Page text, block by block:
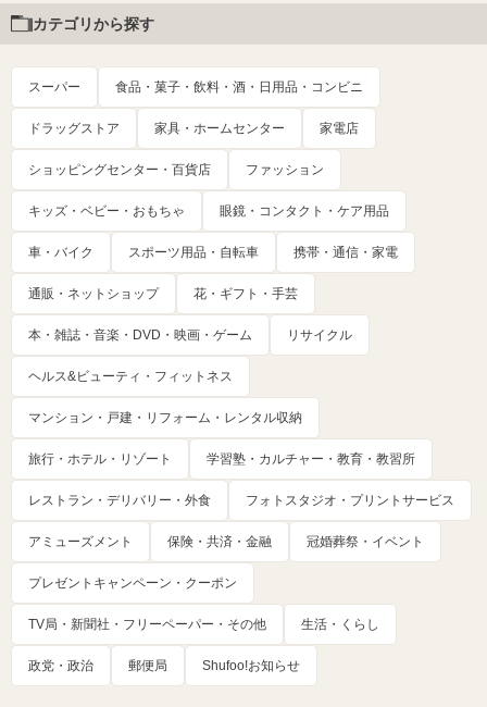
カテゴリから探す
スーパー 食品・菓子・飲料・酒・日用品・コンビニ
ドラッグストア 家具・ホームセンター 家電店
ショッピングセンター・百貨店 ファッション
キッズ・ベビー・おもちゃ 眼鏡・コンタクト・ケア用品
車・バイク スポーツ用品・自転車 携帯・通信・家電
通販・ネットショップ 花・ギフト・手芸
本・雑誌・音楽・DVD・映画・ゲーム リサイクル
ヘルス&ビューティ・フィットネス
マンション・戸建・リフォーム・レンタル収納
旅行・ホテル・リゾート 学習塾・カルチャー・教育・教習所
レストラン・デリバリー・外食 フォトスタジオ・プリントサービス
アミューズメント 保険・共済・金融 冠婚葬祭・イベント
プレゼントキャンペーン・クーポン
TV局・新聞社・フリーペーパー・その他 生活・くらし
政党・政治 郵便局 Shufoo!お知らせ